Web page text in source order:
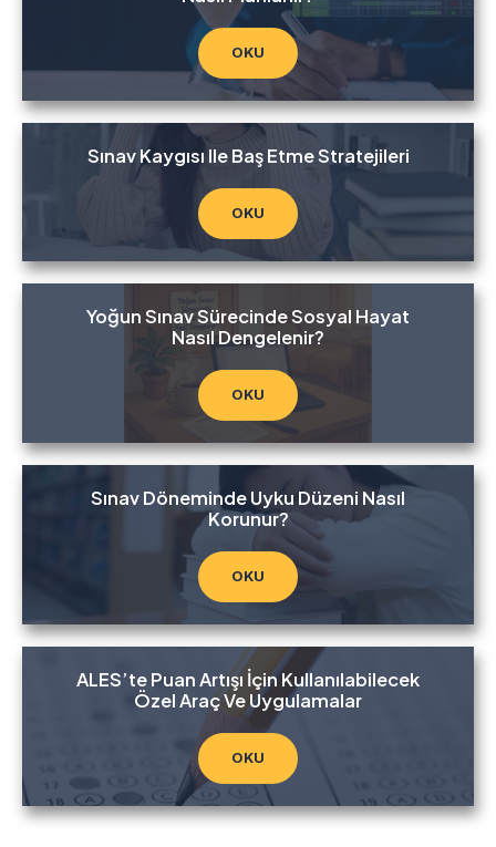
OKU
Sınav Kaygısı Ile Baş Etme Stratejileri
OKU
Yoğun Sınav Sürecinde Sosyal Hayat
Nasıl Dengelenir?
OKU
Sınav Döneminde Uyku Düzeni Nasıl
Korunur?
OKU
ALES’te Puan Artışı İçin Kullanılabilecek
Özel Araç Ve Uygulamalar
OKU